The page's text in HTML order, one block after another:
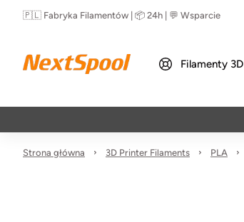
🇵🇱 Fabryka Filamentów | 📦 24h | 💬 Wsparcie
Filamenty 3D
Strona główna 3D Printer Filaments PLA